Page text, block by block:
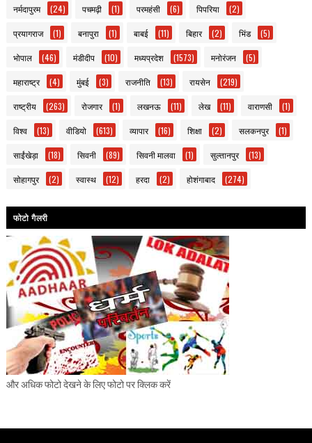
नर्मदापुरम (24) पचमढ़ी (1) परमहंसी (6) पिपरिया (2)
प्रयागराज (1) बनापुरा (1) बाबई (11) बिहार (2) भिंड (5)
भोपाल (46) मंडीदीप (10) मध्यप्रदेश (1573) मनोरंजन (5)
महाराष्ट्र (4) मुंबई (3) राजनीति (13) रायसेन (219)
राष्ट्रीय (263) रोजगार (1) लखनऊ (11) लेख (11) वाराणसी (1)
विश्व (13) वीडियो (613) व्यापार (16) शिक्षा (2) सलकनपुर (1)
साईंखेड़ा (18) सिवनी (89) सिवनी मालवा (1) सुल्तानपुर (13)
सोहागपुर (2) स्वास्थ (12) हरदा (2) होशंगाबाद (274)
फोटो गैलरी
और अधिक फोटो देखने के लिए फोटो पर क्लिक करें